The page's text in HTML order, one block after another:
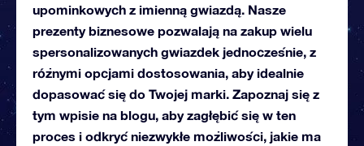
upominkowych z imienną gwiazdą. Nasze
prezenty biznesowe pozwalają na zakup wielu
spersonalizowanych gwiazdek jednocześnie, z
różnymi opcjami dostosowania, aby idealnie
dopasować się do Twojej marki. Zapoznaj się z
tym wpisie na blogu, aby zagłębić się w ten
proces i odkryć niezwykłe możliwości, jakie ma